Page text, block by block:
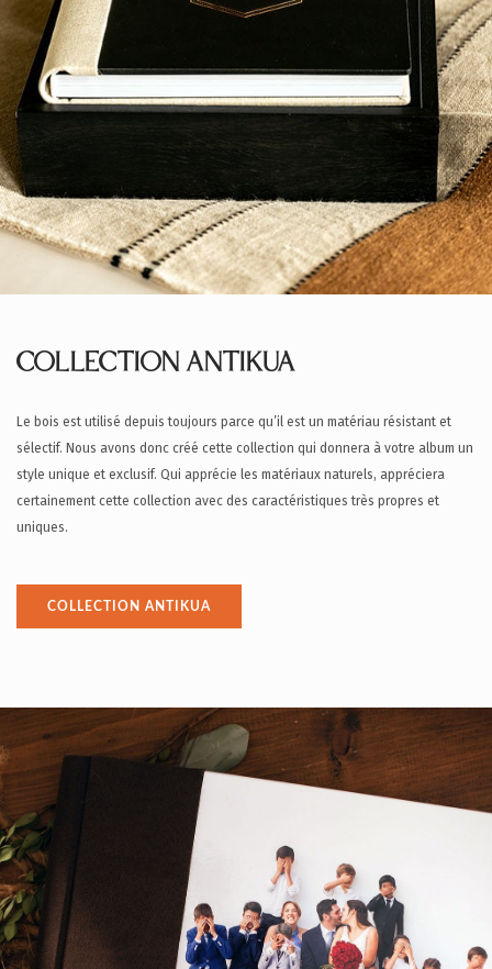
COLLECTION ANTIKUA
Le bois est utilisé depuis toujours parce qu’il est un matériau résistant et
sélectif. Nous avons donc créé cette collection qui donnera à votre album un
style unique et exclusif. Qui apprécie les matériaux naturels, appréciera
certainement cette collection avec des caractéristiques très propres et
uniques.
COLLECTION ANTIKUA